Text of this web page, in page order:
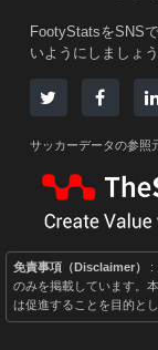
FootyStatsをSNS
いようにしましょう
サッカーデータの参照
免責事項（Disclaimer）
:
のみを掲載しています。
は促進することを目的と